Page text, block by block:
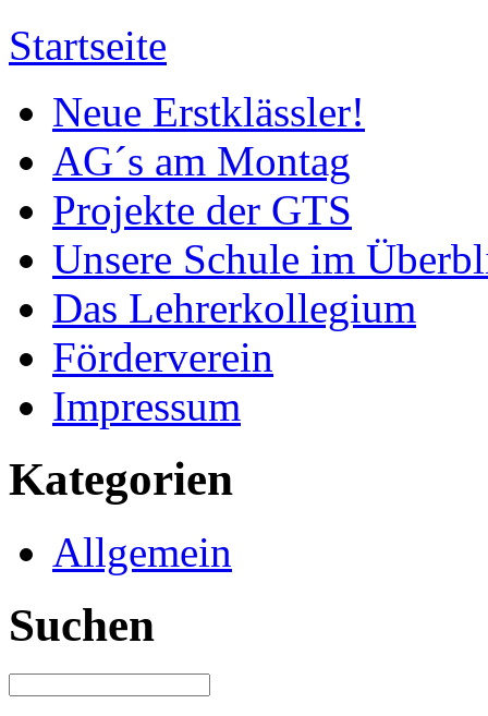
Startseite
Neue Erstklässler!
AG´s am Montag
Projekte der GTS
Unsere Schule im
Das Lehrerkollegium
Förderverein
Impressum
Kategorien
Allgemein
Suchen